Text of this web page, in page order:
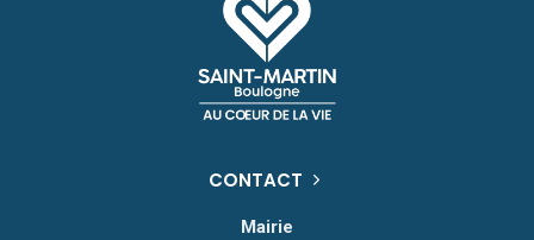
CONTACT
Mairie